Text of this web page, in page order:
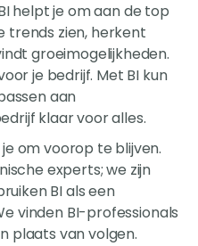
helpt je om aan de top
trends zien, herkent
groeimogelijkheden.
je bedrijf. Met BI kun
aan
klaar voor alles.
om voorop te blijven.
experts; we zijn
BI als een
vinden BI-professionals
plaats van volgen.